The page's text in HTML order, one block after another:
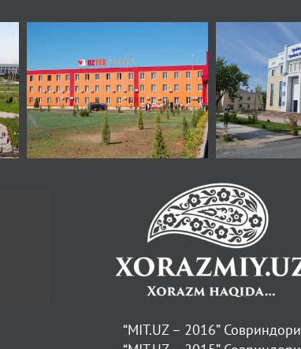
“MIT.UZ – 2016” Совриндори